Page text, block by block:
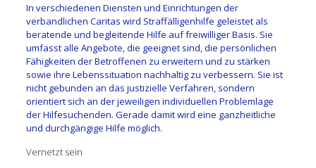
In verschiedenen Diensten und Einrichtungen der
verbandlichen Caritas wird Straffälligenhilfe geleistet als
beratende und begleitende Hilfe auf freiwilliger Basis. Sie
umfasst alle Angebote, die geeignet sind, die persönlichen
Fähigkeiten der Betroffenen zu erweitern und zu stärken
sowie ihre Lebenssituation nachhaltig zu verbessern. Sie ist
nicht gebunden an das justizielle Verfahren, sondern
orientiert sich an der jeweiligen individuellen Problemlage
der Hilfesuchenden. Gerade damit wird eine ganzheitliche
und durchgängige Hilfe möglich.
Vernetzt sein